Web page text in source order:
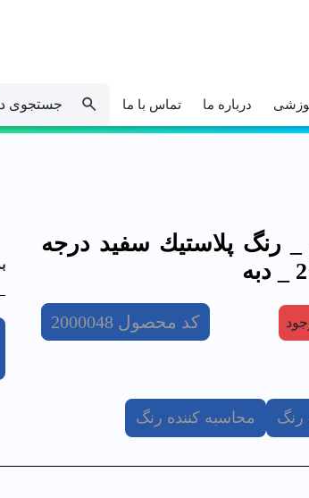
درباره ما تماس با ما جستجوی
_ رنگ پلاستيك سفيد درجه
کد محصول 2000048
رنگ محاسبه کننده رنگ